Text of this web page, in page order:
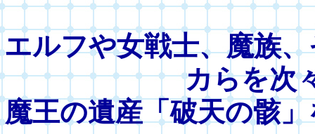
エルフや女戦士、魔族
カらを次
魔王の遺産「破天の骸